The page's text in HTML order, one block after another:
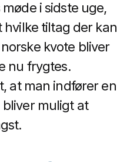
i sidste uge,
tiltag der kan
kvote bliver
nu frygtes.
at man indfører en
muligt at